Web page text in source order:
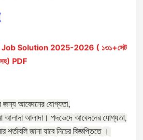
Solution 2025-2026 ( ১৩১+সেট
PDF
জন্য আবেদনের যোগ্যতা,
আলাদা আলাদা। পদভেদে আবেদনের যোগ্যতা,
শর্তাবলি জানা যাবে নিচের বিজ্ঞপ্তিতে ।